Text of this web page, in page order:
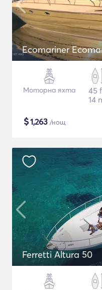
Ecomariner
Моторна яхта
45
14
$1,263 /нощ
Ferretti Altura 50